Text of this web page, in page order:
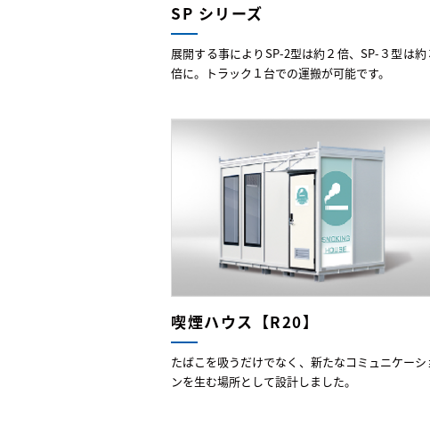
SP シリーズ
展開する事によりSP-2型は約２倍、SP-３型は約
倍に。トラック１台での運搬が可能です。
喫煙ハウス【R20】
たばこを吸うだけでなく、新たなコミュニケーシ
ンを生む場所として設計しました。